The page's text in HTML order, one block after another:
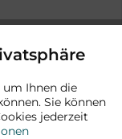
Aktiv
Aktiv
um Ihnen die
Sie können
jederzeit